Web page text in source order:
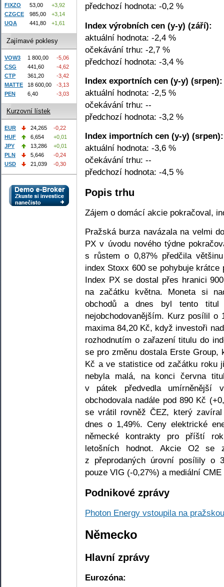
předchozí hodnota: -0,2 %
Index výrobních cen (y-y) (září):
aktuální hodnota: -2,4 %
očekávání trhu: -2,7 %
předchozí hodnota: -3,4 %
Index exportních cen (y-y) (srpen):
aktuální hodnota: -2,5 %
očekávání trhu: --
předchozí hodnota: -3,2 %
Index importních cen (y-y) (srpen):
aktuální hodnota: -3,6 %
očekávání trhu: --
předchozí hodnota: -4,5 %
Popis trhu
Zájem o domácí akcie pokračoval,
Pražská burza navázala na velmi
PX v úvodu nového týdne
s růstem o 0,87% předčila
index Stoxx 600 se pohybuje
Index PX se dostal přes hranici
na začátku května. Moneta si
obchodů a dnes byl tento
nejobchodovanějším. Kurz posílil
maxima 84,20 Kč, když investoři
rozhodnutím o zařazení titulu do
se pro změnu dostala Erste Group,
Kč a ve statistice od začátku roku
nebyla malá, na konci června
v pátek předvedla umírněnější
obchodovala nadále pod 890 Kč
se vrátil rovněž ČEZ, který
dnes o 1,49%. Ceny elektrické
německé kontrakty pro příští
letošních hodnot. Akcie O2 se
z přeprodaných úrovní posílily o
pouze VIG (-0,27%) a mediální
Podnikové zprávy
Photon Energy vstoupila na
Německo
Hlavní zprávy
Eurozóna:
FIXZO
53,00
+3,92
CZGCE
985,00
+3,14
UQA
441,80 +1,61
Zajímavé poklesy
VOW3 1 800,00
-5,06
CSG
441,60
-4,62
CTP
361,20
-3,42
MATTE
18 600,00
-3,13
PEN
6,40 -3,03
Kurzovní lístek
EUR 24,265
-0,22
HUF
6,654
+0,01
JPY
13,286
+0,01
PLN
5,646
-0,24
USD
21,039 -0,30